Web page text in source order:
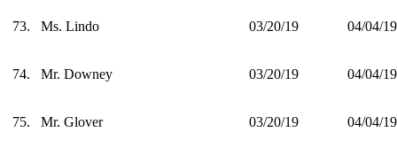
73. Ms. Lindo 03/20/19 04/04/19
74. Mr. Downey 03/20/19 04/04/19
75. Mr. Glover 03/20/19 04/04/19